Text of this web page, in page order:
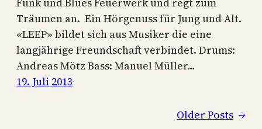
Träumen an. Ein Hörgenuss für Jung und Alt.
«LEEP» bildet sich aus Musiker die eine
langjährige Freundschaft verbindet. Drums:
Andreas Mötz Bass: Manuel Müller…
19. Juli 2013
Older Posts →